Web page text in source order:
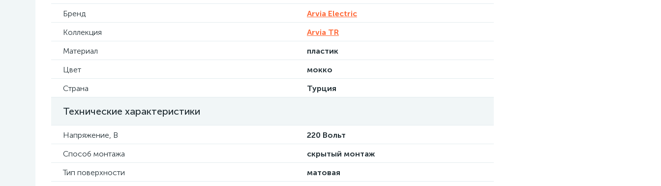
Бренд
Arvia Electric
Коллекция
Arvia TR
Материал
пластик
Цвет
мокко
Страна
Турция
Технические характеристики
Напряжение, В
220 Вольт
Способ монтажа
скрытый монтаж
Тип поверхности
матовая